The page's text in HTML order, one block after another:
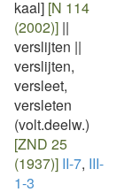
kaal] [N 114
(2002)] ||
verslijten ||
verslijten,
versleet,
versleten
(volt.deelw.)
[ZND 25
(1937)] II-7, III-
1-3